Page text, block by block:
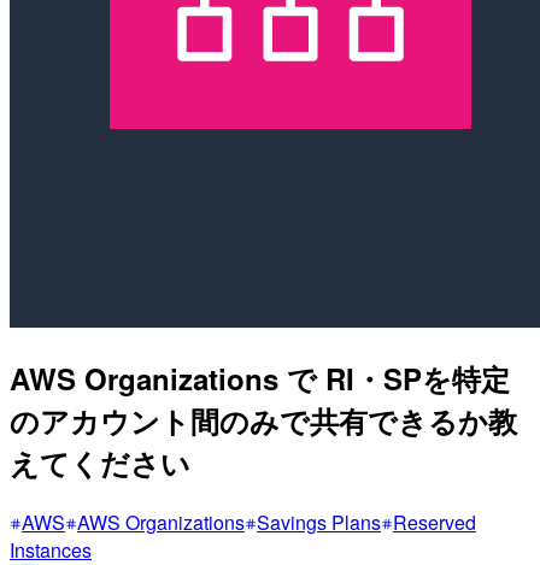
AWS Organizations で RI・SPを特定
のアカウント間のみで共有できるか教
えてください
AWS AWS Organizations Savings Plans Reserved
Instances